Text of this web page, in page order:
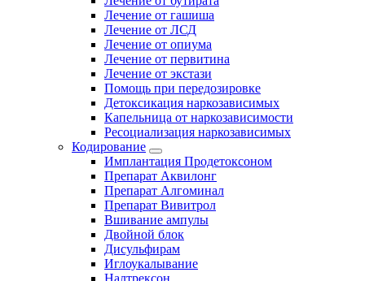
Лечение от гашиша
Лечение от ЛСД
Лечение от опиума
Лечение от первитина
Лечение от экстази
Помощь при передозировке
Детоксикация наркозависимых
Капельница от наркозависимости
Ресоциализация наркозависимых
Кодирование
Имплантация Продетоксоном
Препарат Аквилонг
Препарат Алгоминал
Препарат Вивитрол
Вшивание ампулы
Двойной блок
Дисульфирам
Иглоукалывание
Налтрексон